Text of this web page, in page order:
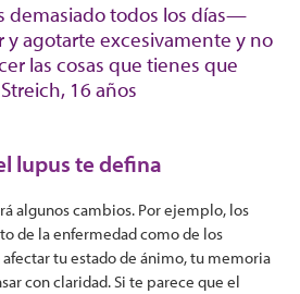
demasiado todos los días—
y agotarte excesivamente y no
las cosas que tienes que
16 años
lupus te defina
algunos cambios. Por ejemplo, los
de la enfermedad como de los
tu estado de ánimo, tu memoria
con claridad. Si te parece que el